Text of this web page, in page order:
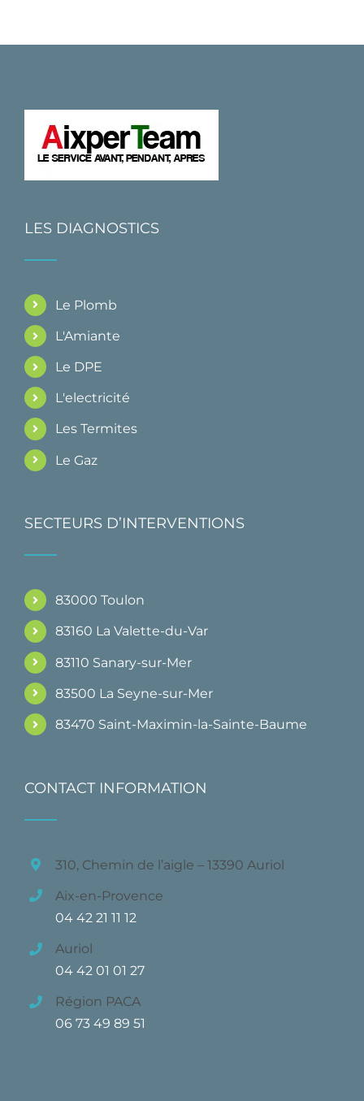
LES DIAGNOSTICS
Le Plomb
L'Amiante
Le DPE
L'electricité
Les Termites
Le Gaz
SECTEURS D’INTERVENTIONS
83000 Toulon
83160 La Valette-du-Var
83110 Sanary-sur-Mer
83500 La Seyne-sur-Mer
83470 Saint-Maximin-la-Sainte-Baume
CONTACT INFORMATION
310, Chemin de l’aigle – 13390 Auriol
Aix-en-Provence
04 42 21 11 12
Auriol
04 42 01 01 27
Région PACA
06 73 49 89 51